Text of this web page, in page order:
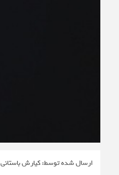
ارسال شده توسط: کیارش باستانی